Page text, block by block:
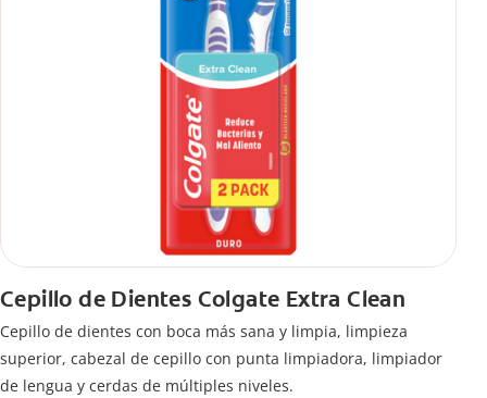
Cepillo de Dientes Colgate Extra Clean
Cepillo de dientes con boca más sana y limpia, limpieza
superior, cabezal de cepillo con punta limpiadora, limpiador
de lengua y cerdas de múltiples niveles.